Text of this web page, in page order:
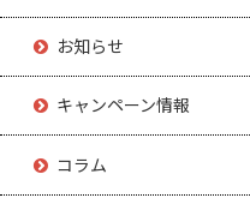
お知らせ
キャンペーン情報
コラム